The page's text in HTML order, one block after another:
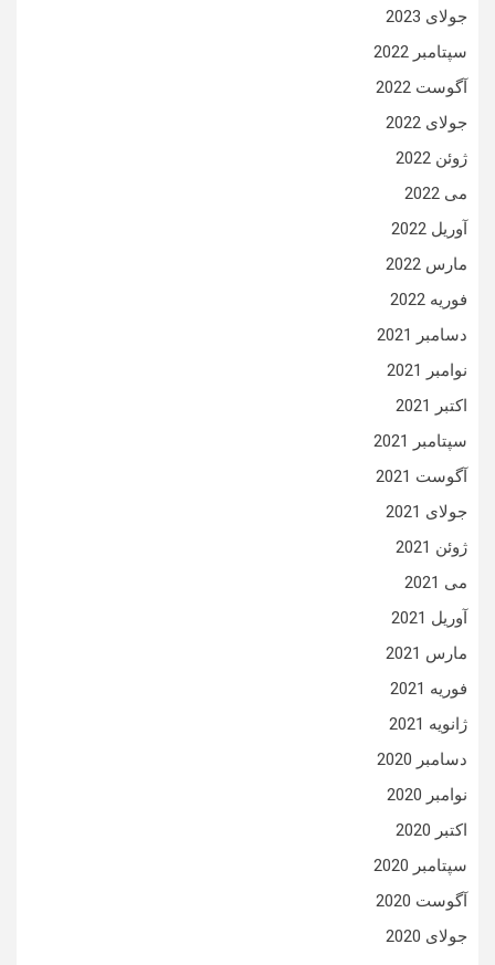
جولای 2023
سپتامبر 2022
آگوست 2022
جولای 2022
ژوئن 2022
می 2022
آوریل 2022
مارس 2022
فوریه 2022
دسامبر 2021
نوامبر 2021
اکتبر 2021
سپتامبر 2021
آگوست 2021
جولای 2021
ژوئن 2021
می 2021
آوریل 2021
مارس 2021
فوریه 2021
ژانویه 2021
دسامبر 2020
نوامبر 2020
اکتبر 2020
سپتامبر 2020
آگوست 2020
جولای 2020